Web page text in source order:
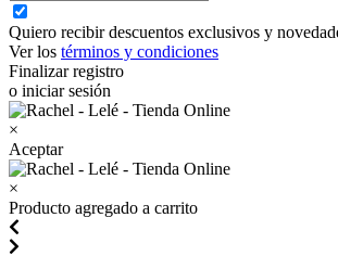
Quiero recibir descuentos exclusivos y
Ver los términos y condiciones
Finalizar registro
o iniciar sesión
×
Aceptar
×
Producto agregado a carrito